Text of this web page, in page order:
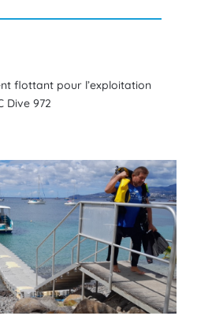
flottant pour l’exploitation
Dive 972